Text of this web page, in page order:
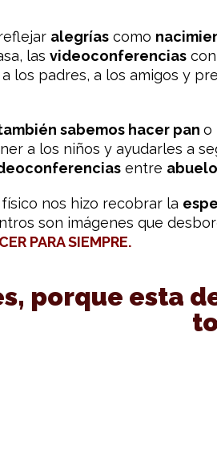
alegrías como
las videoconferencias
los padres, a los amigos y
sabemos hacer pan o
a los niños y ayudarles a
entre
nos hizo recobrar la
son imágenes que
PARA SIEMPRE.
porque esta